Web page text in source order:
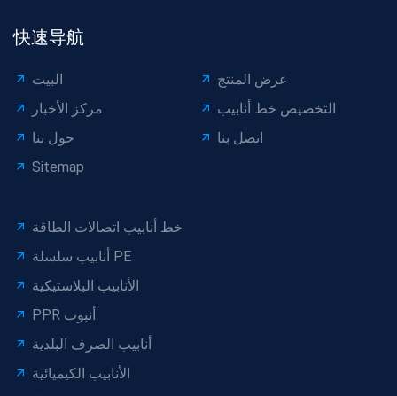
快速导航
البيت
عرض المنتج
مركز الأخبار
التخصيص خط أنابيب
حول بنا
اتصل بنا
Sitemap
خط أنابيب اتصالات الطاقة
أنابيب سلسلة PE
الأنابيب البلاستيكية
PPR أنبوب
أنابيب الصرف البلدية
الأنابيب الكيميائية